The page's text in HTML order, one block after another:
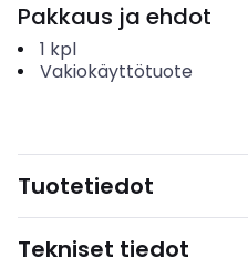
Pakkaus ja ehdot
1 kpl
Vakiokäyttötuote
Tuotetiedot
Tekniset tiedot